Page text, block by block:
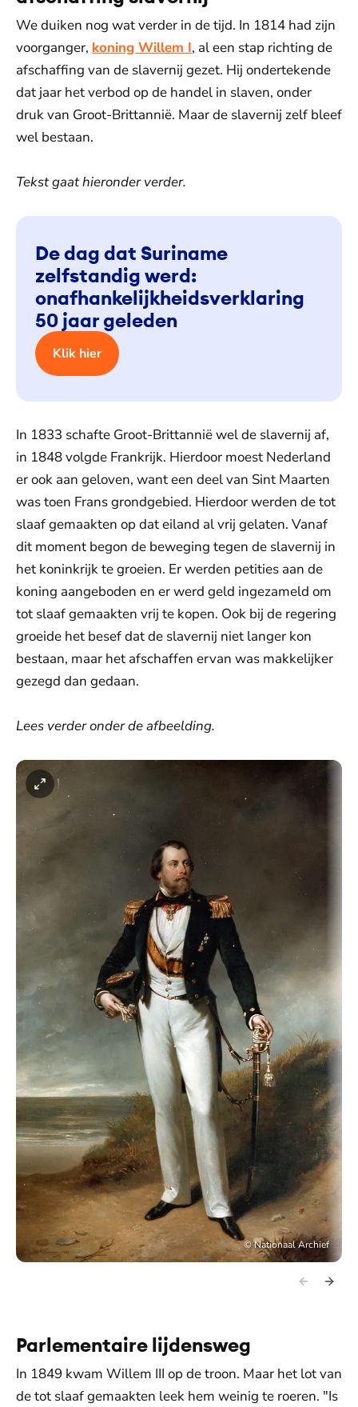
We duiken nog wat verder in de tijd. In 1814 had zijn
voorganger, koning Willem I, al een stap richting de
afschaffing van de slavernij gezet. Hij ondertekende
dat jaar het verbod op de handel in slaven, onder
druk van Groot-Brittannië. Maar de slavernij zelf bleef
wel bestaan.
Tekst gaat hieronder verder.
De dag dat Suriname
zelfstandig werd:
onafhankelijkheidsverklaring
50 jaar geleden
Klik hier
In 1833 schafte Groot-Brittannië wel de slavernij af,
in 1848 volgde Frankrijk. Hierdoor moest Nederland
er ook aan geloven, want een deel van Sint Maarten
was toen Frans grondgebied. Hierdoor werden de tot
slaaf gemaakten op dat eiland al vrij gelaten. Vanaf
dit moment begon de beweging tegen de slavernij in
het koninkrijk te groeien. Er werden petities aan de
koning aangeboden en er werd geld ingezameld om
tot slaaf gemaakten vrij te kopen. Ook bij de regering
groeide het besef dat de slavernij niet langer kon
bestaan, maar het afschaffen ervan was makkelijker
gezegd dan gedaan.
Lees verder onder de afbeelding.
©Nationaal Archief
Parlementaire lijdensweg
In 1849 kwam Willem III op de troon. Maar het lot van
de tot slaaf gemaakten leek hem weinig te roeren. "Is